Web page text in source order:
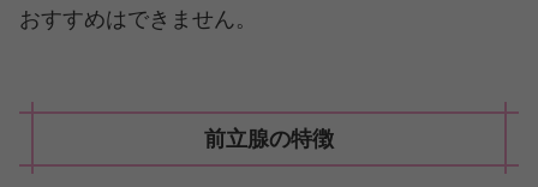
おすすめはできません。
前立腺の特徴